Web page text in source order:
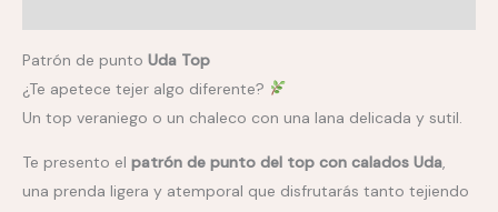
Patrón de punto Uda Top
¿Te apetece tejer algo diferente?
Un top veraniego o un chaleco con una lana delicada y sutil.
Te presento el patrón de punto del top con calados Uda,
una prenda ligera y atemporal que disfrutarás tanto tejiendo